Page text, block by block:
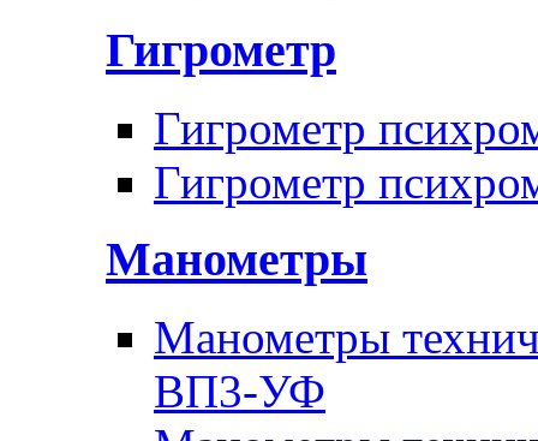
Гигрометр
Гигрометр
Гигрометр
Манометры
Манометры
ВП3-УФ